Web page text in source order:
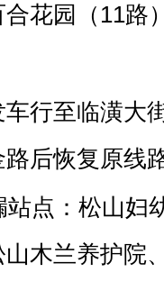
花园（11路
车行至临潢大
后恢复原线
站点：松山妇
木兰养护院